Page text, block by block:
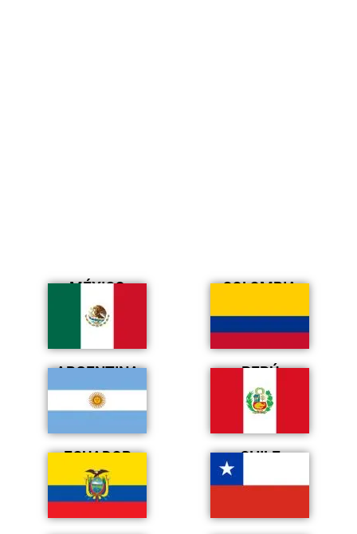
MÉXICO COLOMBIA
ARGENTINA PERÚ
ECUADOR CHILE